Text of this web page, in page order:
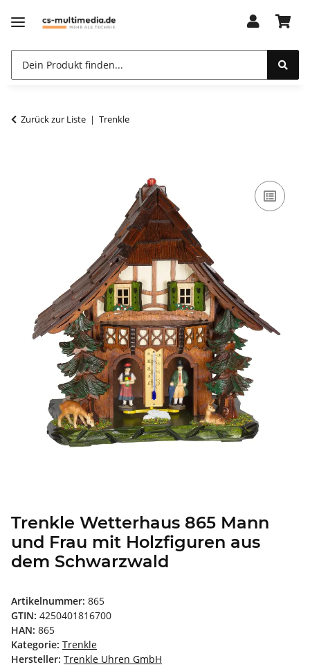
Zurück zur Liste Trenkle
Trenkle Wetterhaus 865 Mann
und Frau mit Holzfiguren aus
dem Schwarzwald
Artikelnummer: 865
GTIN: 4250401816700
HAN: 865
Kategorie: Trenkle
Hersteller: Trenkle Uhren GmbH